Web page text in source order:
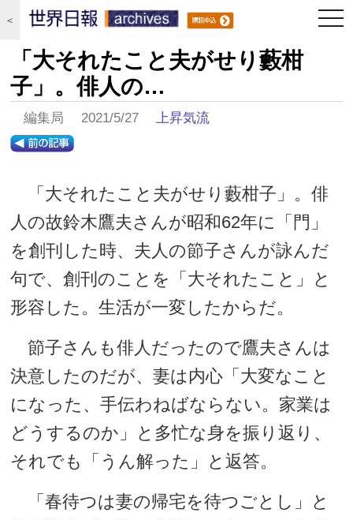
＜
「大それたこと夫がせり藪柑
子」。俳人の…
編集局 2021/5/27上昇気流
「大それたこと夫がせり藪柑子」。俳
人の故鈴木鷹夫さんが昭和62年に「門」
を創刊した時、夫人の節子さんが詠んだ
句で、創刊のことを「大それたこと」と
形容した。生活が一変したからだ。
節子さんも俳人だったので鷹夫さんは
決意したのだが、妻は内心「大変なこと
になった、手伝わねばならない。家業は
どうするのか」と多忙な身を振り返り、
それでも「うん解った」と返答。
「春待つは妻の帰宅を待つごとし」と